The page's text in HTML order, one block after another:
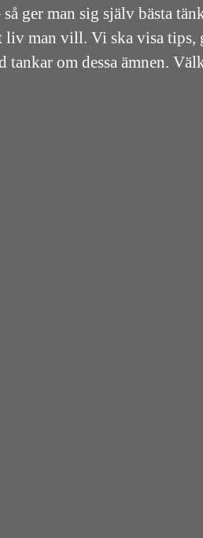
ger man sig själv bästa
liv man vill. Vi ska visa tips,
tankar om dessa ämnen.